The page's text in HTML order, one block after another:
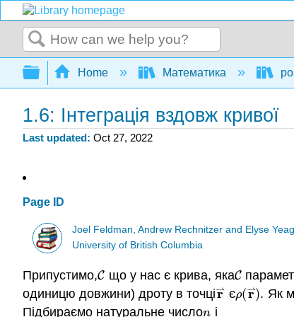
Search
Expand/collapse global hierarchy
Home Математика
1.6: Інтеграція вздовж кривої
Last updated Oct 27, 2022
Page ID
Joel Feldman, Andrew Rechnitzer and Elyse
University of British Columbia
Припустимо,C
C що у нас є крива, якаC
C
одиницю довжини) дроту в точціr
⇀
r⇀єρ(r
⇀).
ρ(r⇀) .Як
Підбираємо натуральне числоn
n і